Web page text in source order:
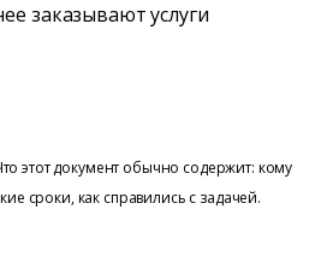
заказывают услуги
этот документ обычно содержит: кому
сроки, как справились с задачей.